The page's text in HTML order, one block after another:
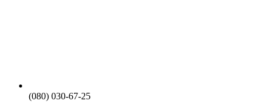
(080) 030-67-25